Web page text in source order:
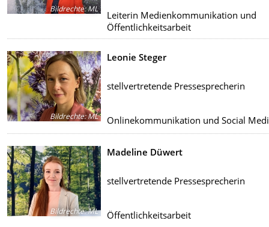
Bildrechte:ML
Leiterin Medienkommunikation und
Öffentlichkeitsarbeit
Bildrechte:ML
Leonie Steger
stellvertretende Pressesprecherin
Onlinekommunikation und Social
Bildrechte:ML
Madeline Düwert
stellvertretende Pressesprecherin
Öffentlichkeitsarbeit